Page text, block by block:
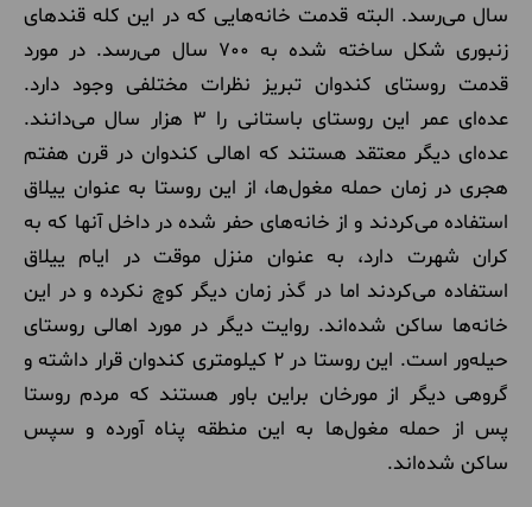
سال می‌رسد. البته قدمت خانه‌هایی که در این کله قندهای
زنبوری شکل ساخته شده به 700 سال می‌رسد. در مورد
قدمت روستای کندوان تبریز نظرات مختلفی وجود دارد.
عده‌ای عمر این روستای باستانی را 3 هزار سال می‌دانند.
عده‌ای دیگر معتقد هستند که اهالی کندوان در قرن هفتم
هجری در زمان حمله مغول‌ها، از این روستا به عنوان ییلاق
استفاده می‌کردند و از خانه‌های حفر شده در داخل آنها که به
کران شهرت دارد، به عنوان منزل موقت در ایام ییلاق
استفاده می‌کردند اما در گذر زمان دیگر کوچ نکرده و در این
خانه‌ها ساکن شده‌اند. روایت دیگر در مورد اهالی روستای
حیله‌ور است. این روستا در 2 کیلومتری کندوان قرار داشته و
گروهی دیگر از مورخان براین باور هستند که مردم روستا
پس از حمله مغول‌ها به این منطقه پناه آورده و سپس
ساکن شده‌اند.